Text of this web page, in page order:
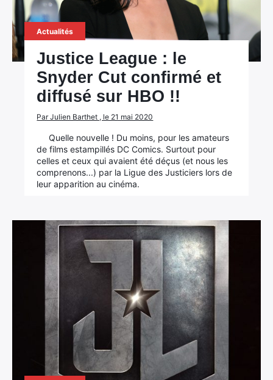
Actualités
Justice League : le
Snyder Cut confirmé et
diffusé sur HBO !!
Par Julien Barthet , le 21 mai 2020
Quelle nouvelle ! Du moins, pour les amateurs
de films estampillés DC Comics. Surtout pour
celles et ceux qui avaient été déçus (et nous les
comprenons...) par la Ligue des Justiciers lors de
leur apparition au cinéma.
Rechercher